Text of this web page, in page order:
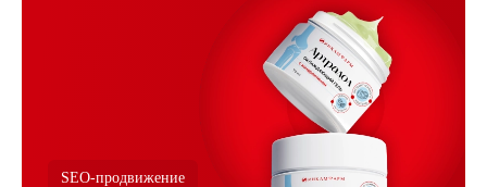
SEO-продвижение